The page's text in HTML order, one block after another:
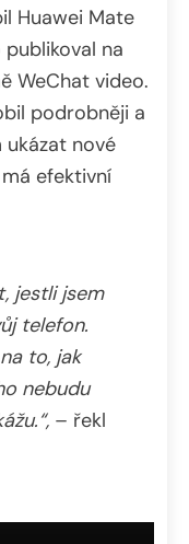
Huawei Mate
na
WeChat video.
podrobněji a
ukázat nové
efektivní
jestli jsem
telefon.
to, jak
nebudu
– řekl